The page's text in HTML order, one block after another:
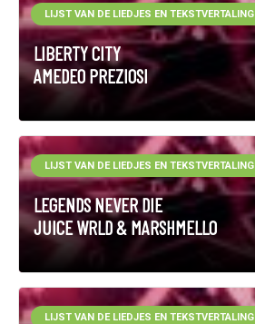
LIBERTY CITY
AMEDEO PREZIOSI
LIJST VAN DE LIEDJES EN TEKSTVERTALING
LEGENDS NEVER DIE
JUICE WRLD & MARSHMELLO
LIJST VAN DE LIEDJES EN TEKSTVERTALING
LIJST VAN DE LIEDJES EN TEKSTVERTALING